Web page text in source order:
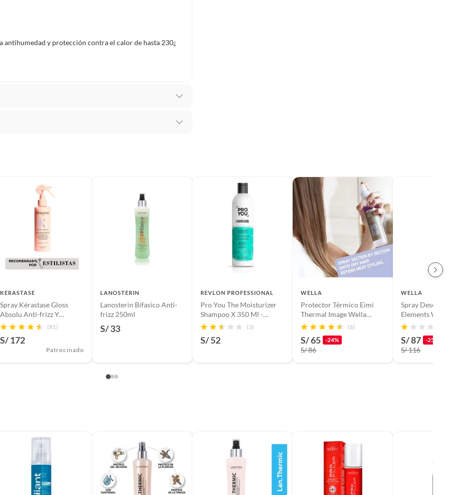
antihumedad y protección contra el calor de hasta 230¿
de calor
otras con restricciones y algunas que no se
tienen:
productos para asfalto, hormigón, albañilería.
productos para asfalto.
tecnología, línea blanca, colchones, muebles, bicicletas y
suplementos alimenticios, vitaminas.
KERASTASE
Spray Kérastase Gloss
Absolu Anti-frizz Y
Protector Térmico 190ml
(81)
S/ 172
Patrocinado
LANOSTERIN
Lanosterin Bifasico Anti-
frizz 250ml
S/ 33
REVLON PROFESSIONAL
Pro You The Moisturizer
Shampoo X 350 Ml -
Shampoo Hidratante
(3)
S/ 52
WELLA
Protector Térmico Eimi
Thermal Image Wella
150ml
(6)
S/ 65 -24%
S/ 86
WELLA
Spray
Elements Wella
Professionals
S/ 87 -25%
S/ 116